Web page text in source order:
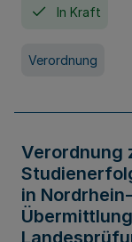
In Kraft
Verordnung
Verordnung
in